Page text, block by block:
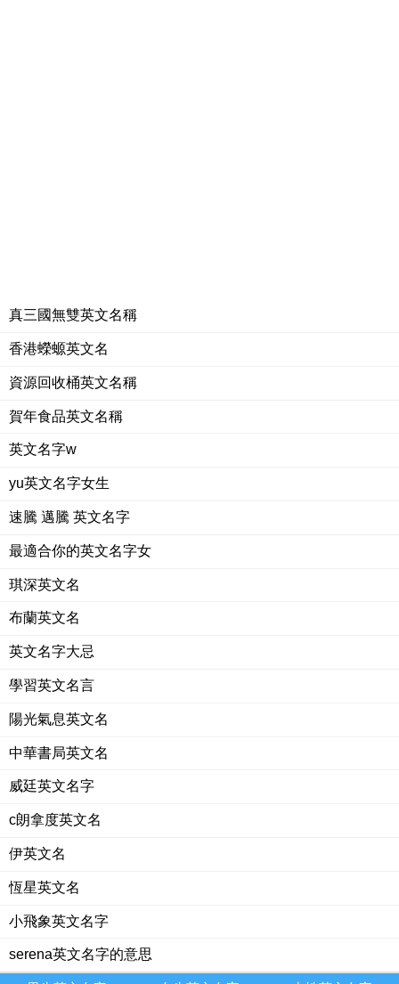
真三國無雙英文名稱
香港蠑螈英文名
資源回收桶英文名稱
賀年食品英文名稱
英文名字w
yu英文名字女生
速騰 邁騰 英文名字
最適合你的英文名字女
琪深英文名
布蘭英文名
英文名字大忌
學習英文名言
陽光氣息英文名
中華書局英文名
威廷英文名字
c朗拿度英文名
伊英文名
恆星英文名
小飛象英文名字
serena英文名字的意思